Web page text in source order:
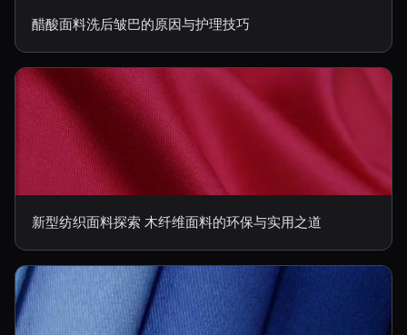
醋酸面料洗后皱巴的原因与护理技巧
新型纺织面料探索 木纤维面料的环保与实用之道